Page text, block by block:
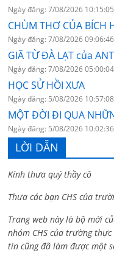
Ngày đăng: 7/08/2026
CHÙM THƠ CỦA BÍCH
Ngày đăng: 7/08/2026
GIÃ TỪ ĐÀ LẠT của
Ngày đăng: 7/08/2026
HỌC SỬ HỒI XƯA
Ngày đăng: 5/08/2026
MỘT ĐỜI ĐI QUA
Ngày đăng: 5/08/2026
LỜI DẪN
Kính thưa quý thầy cô
Thưa các bạn CHS của
Trang web này là bộ mới
nhóm CHS của trường
tin cũng đã làm được một